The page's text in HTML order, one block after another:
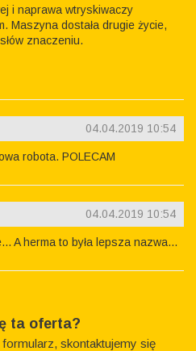
i naprawa wtryskiwaczy
Maszyna dostała drugie życie,
znaczeniu.
04.04.2019 10:54
robota. POLECAM
04.04.2019 10:54
A herma to była lepsza nazwa...
ta oferta?
formularz, skontaktujemy się